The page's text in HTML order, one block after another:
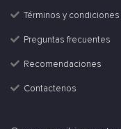
Términos y condiciones
Preguntas frecuentes
Recomendaciones
Contactenos